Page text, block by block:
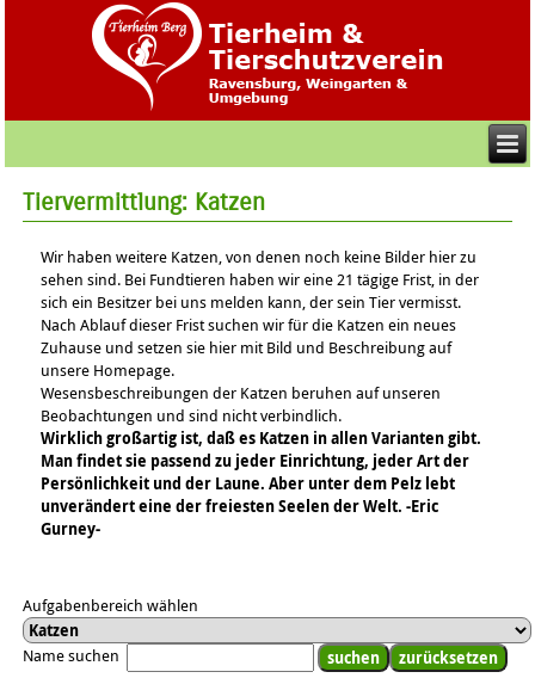
Tiervermittlung: Katzen
Wir haben weitere Katzen, von denen noch keine Bilder hier zu
sehen sind. Bei Fundtieren haben wir eine 21 tägige Frist, in der
sich ein Besitzer bei uns melden kann, der sein Tier vermisst.
Nach Ablauf dieser Frist suchen wir für die Katzen ein neues
Zuhause und setzen sie hier mit Bild und Beschreibung auf
unsere Homepage.
Wesensbeschreibungen der Katzen beruhen auf unseren
Beobachtungen und sind nicht verbindlich.
Wirklich großartig ist, daß es Katzen in allen Varianten gibt.
Man findet sie passend zu jeder Einrichtung, jeder Art der
Persönlichkeit und der Laune. Aber unter dem Pelz lebt
unverändert eine der freiesten Seelen der Welt. -Eric
Gurney-
Aufgabenbereich wählen
Name suchen